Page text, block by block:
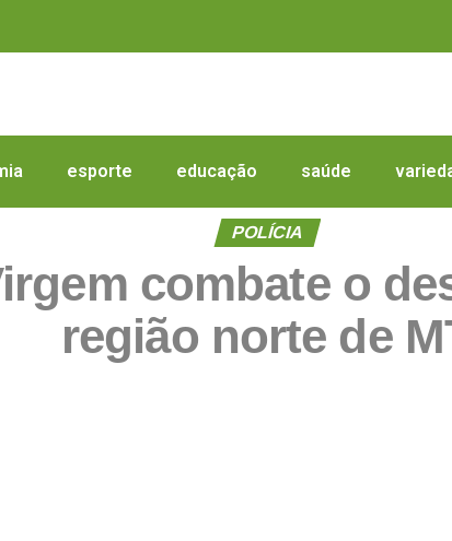
esporte educação saúde
POLÍCIA
combate o
região norte de